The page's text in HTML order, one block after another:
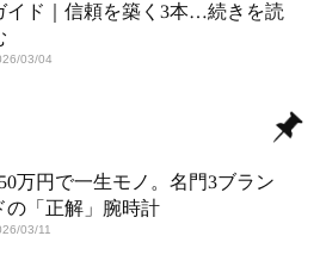
イド｜信頼を築く3本…続きを読
03/04
万円で一生モノ。名門3ブラン
の「正解」腕時計
03/11